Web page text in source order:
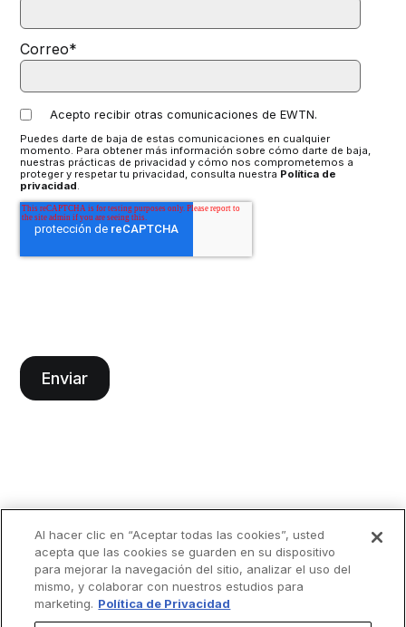
Correo*
Acepto recibir otras comunicaciones de EWTN.
Puedes darte de baja de estas comunicaciones en cualquier
momento. Para obtener más información sobre cómo darte de baja,
nuestras prácticas de privacidad y cómo nos comprometemos a
proteger y respetar tu privacidad, consulta nuestra Política de
privacidad.
Al hacer clic en “Aceptar todas las cookies”, usted
acepta que las cookies se guarden en su dispositivo
para mejorar la navegación del sitio, analizar el uso del
mismo, y colaborar con nuestros estudios para
marketing. Política de Privacidad